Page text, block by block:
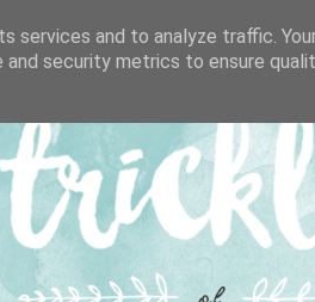
services and to analyze traffic.
security metrics to ensure